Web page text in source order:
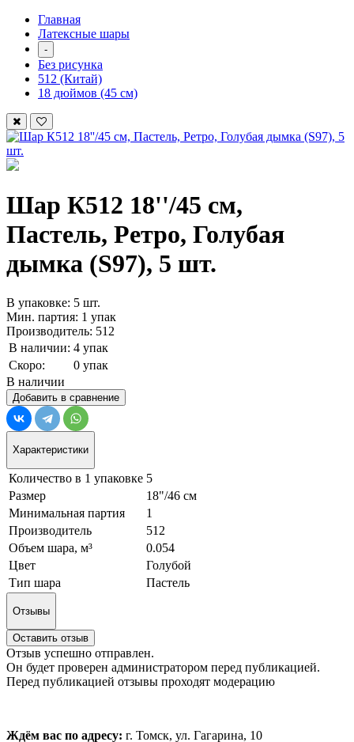
Главная
Латексные шары
-
Без рисунка
512 (Китай)
18 дюймов (45 см)
Шар К512 18''/45 см,
Пастель, Ретро, Голубая
дымка (S97), 5 шт.
В упаковке: 5 шт.
Мин. партия: 1 упак
Производитель: 512
В наличии: 4 упак
Скоро:
0 упак
В наличии
Добавить в сравнение
Характеристики
Количество в 1 упаковке 5
Размер
18"/46 см
Минимальная партия
1
Производитель
512
Объем шара, м³
0.054
Цвет
Голубой
Тип шара
Пастель
Отзывы
Оставить отзыв
Отзыв успешно отправлен.
Он будет проверен администратором перед публикацией.
Перед публикацией отзывы проходят модерацию
Ждём вас по адресу: г. Томск, ул. Гагарина, 10